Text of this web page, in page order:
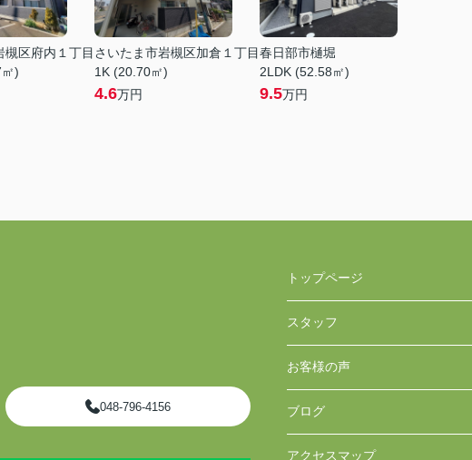
槻区府内１丁目
)
さいたま市岩槻区加倉１丁目
1K (20.70㎡)
4.6万円
春日部市樋堀
2LDK (52.58㎡)
9.5万円
048-796-4156
トップページ
スタッフ
お客様の声
ブログ
アクセスマップ